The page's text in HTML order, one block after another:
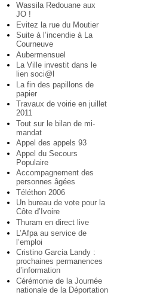
Wassila Redouane aux
JO !
Evitez la rue du Moutier
Suite à l’incendie à La
Courneuve
Aubermensuel
La Ville investit dans le
lien soci@l
La fin des papillons de
papier
Travaux de voirie en juillet
2011
Tout sur le bilan de mi-
mandat
Appel des appels 93
Appel du Secours
Populaire
Accompagnement des
personnes âgées
Téléthon 2006
Un bureau de vote pour la
Côte d’Ivoire
Thuram en direct live
L’Afpa au service de
l’emploi
Cristino Garcia Landy :
prochaines permanences
d’information
Cérémonie de la Journée
nationale de la Déportation